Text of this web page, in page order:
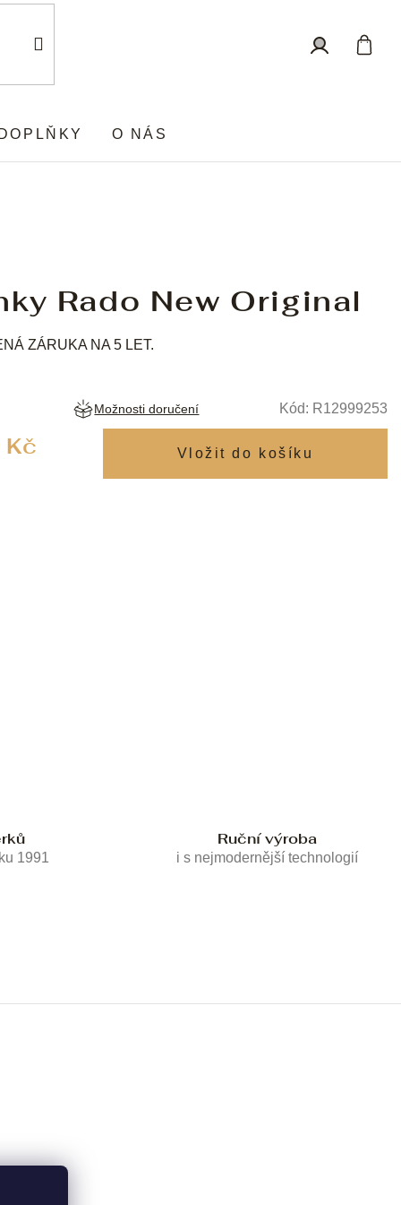
DOPLŇKY O NÁS
Rado New Original
ZÁRUKA NA 5 LET.
Možnosti doručení Kód: R12999253
1991
Ruční výroba
i s nejmodernější technologií